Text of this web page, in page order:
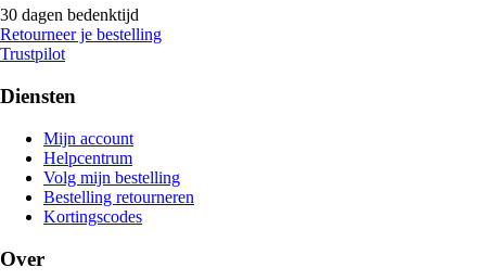
30 dagen bedenktijd
Retourneer je bestelling
Trustpilot
Diensten
Mijn account
Helpcentrum
Volg mijn bestelling
Bestelling retourneren
Kortingscodes
Over